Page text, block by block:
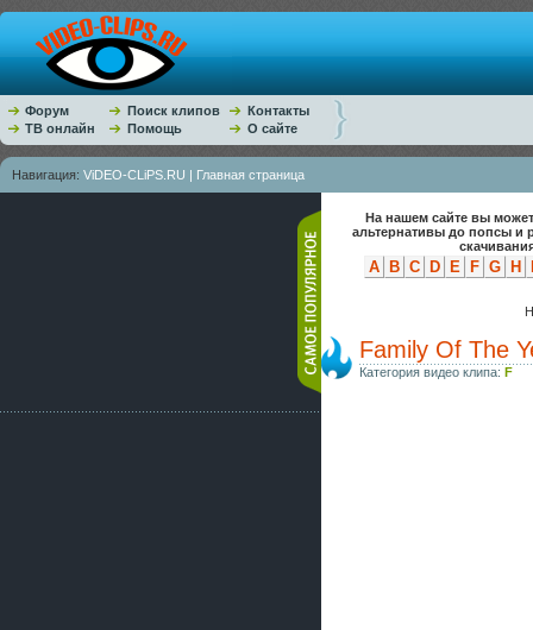
Форум Поиск клипов
Контакты
ТВ онлайн
Помощь О сайте
Навигация: ViDEO-CLiPS.RU | Главная страница
На нашем сайте вы
альтернативы до попсы и
A B C D E F G H
Family Of The
Категория видео клипа: F